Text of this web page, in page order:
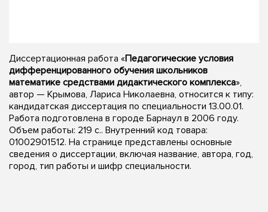
Диссертационная работа «Педагогические условия
дифференцированного обучения школьников
математике средствами дидактического комплекса»,
автор — Крымова, Лариса Николаевна, относится к типу:
кандидатская диссертация по специальности 13.00.01.
Работа подготовлена в городе Барнаул в 2006 году.
Объем работы: 219 с.. Внутренний код товара:
01002901512. На странице представлены основные
сведения о диссертации, включая название, автора, год,
город, тип работы и шифр специальности.